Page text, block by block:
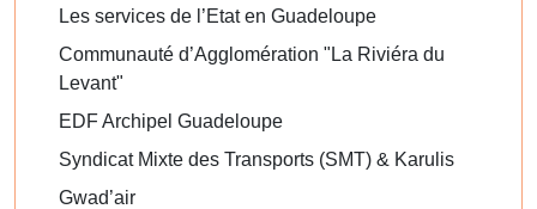
Les services de l’Etat en Guadeloupe
Communauté d’Agglomération "La Riviéra du
Levant"
EDF Archipel Guadeloupe
Syndicat Mixte des Transports (SMT) & Karulis
Gwad’air